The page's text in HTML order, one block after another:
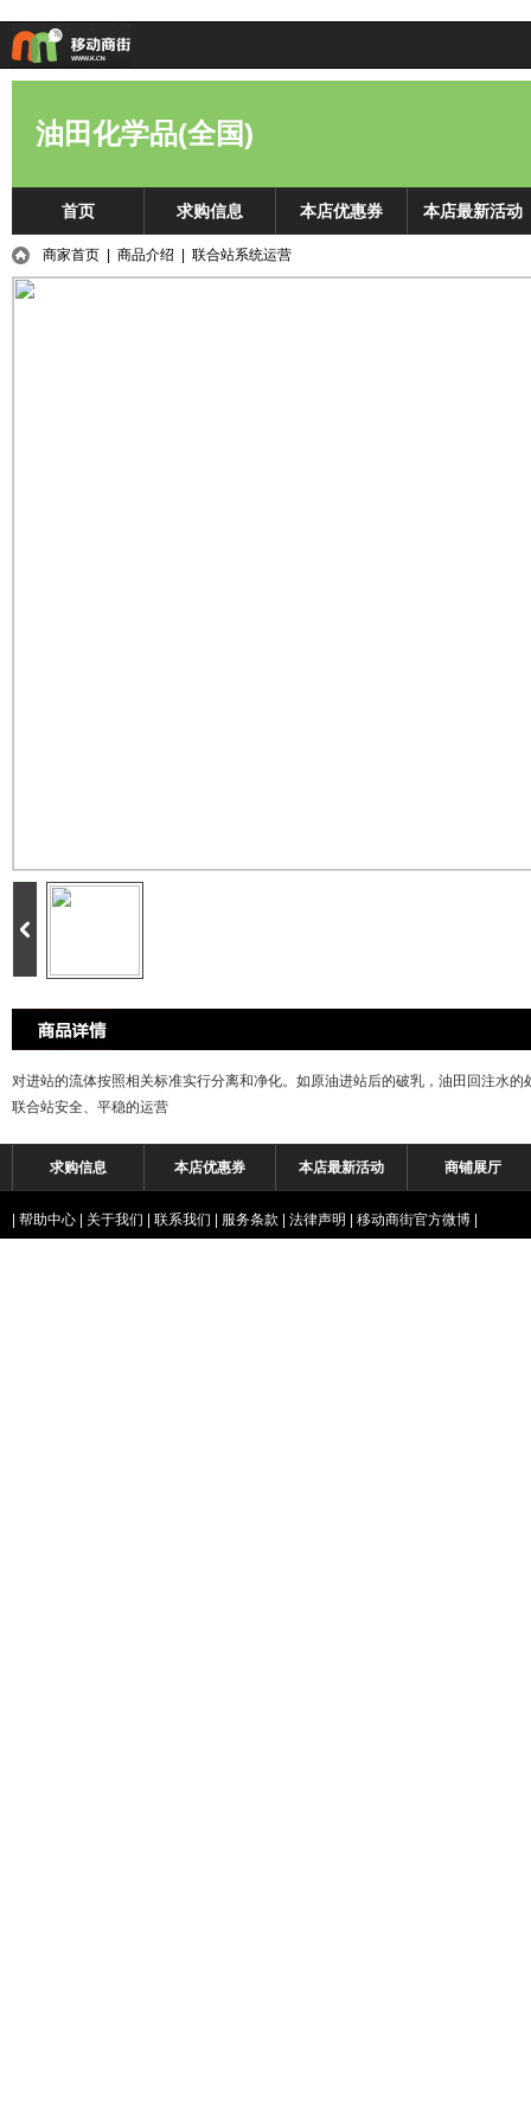
油田化学品(全国)
首页 求购信息 本店优惠券 本店最新活动
商家首页 商品介绍 | 联合站系统运营
对进站的流体按照相关标准实行分离和净化。如原油进站后的破乳，油田回注水
联合站安全、平稳的运营
求购信息 本店优惠券 本店最新活动 商铺展厅
帮助中心 关于我们 联系我们 服务条款 法律声明 移动商街官方微博